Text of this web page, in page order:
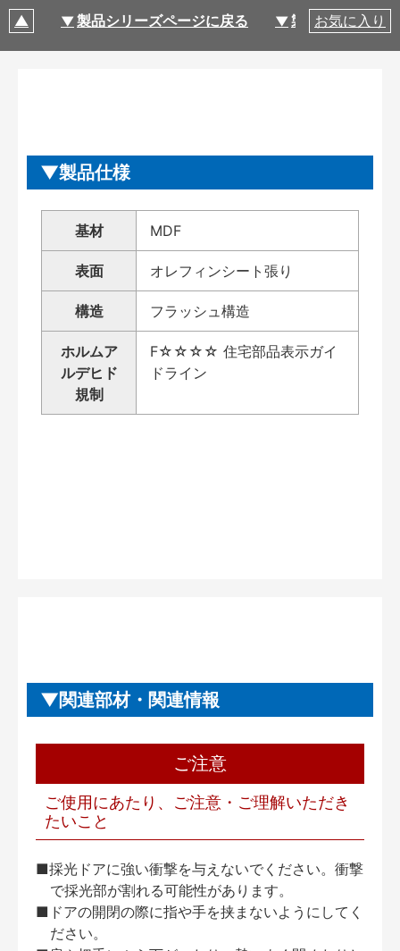
製品シリーズページに戻る 製品仕様
お気に入り
製品仕様
基材 MDF
表面 オレフィンシート張り
構造 フラッシュ構造
ホルムア
ルデヒド
規制
F☆☆☆☆ 住宅部品表示ガイ
ドライン
関連部材・関連情報
ご注意
ご使用にあたり、ご注意・ご理解いただき
たいこと
■採光ドアに強い衝撃を与えないでください。衝撃
で採光部が割れる可能性があります。
■ドアの開閉の際に指や手を挟まないようにしてく
ださい。